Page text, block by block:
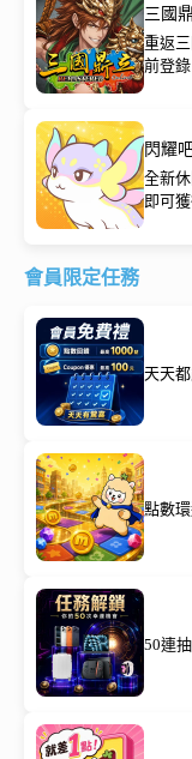
三國
重返
前登
閃耀
全新
即可
會員限定任務
天天
點數
50連